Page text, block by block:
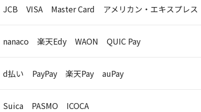
JCB VISA Master Card アメリカン・エキスプレス
nanaco 楽天Edy WAON QUIC Pay
d払い PayPay 楽天Pay auPay
Suica PASMO ICOCA